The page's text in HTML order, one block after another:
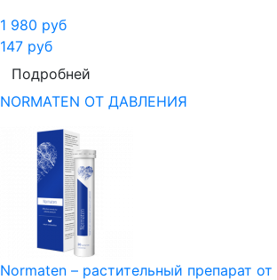
1 980 руб
147 руб
Подробней
NORMATEN ОТ ДАВЛЕНИЯ
Normaten – растительный препарат